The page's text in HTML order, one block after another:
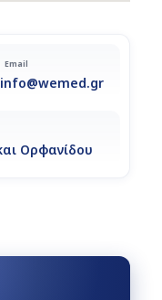
Email
info@wemed.gr
Ορφανίδου